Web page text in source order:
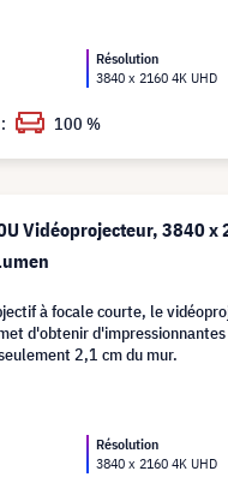
Résolution
3840 x 2160 4K UHD
100 %
Vidéoprojecteur, 3840 x
à focale courte, le
d'obtenir
2,1 cm du mur.
Résolution
3840 x 2160 4K UHD